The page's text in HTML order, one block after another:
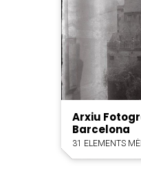
Arxiu
Barcelona
31 ELEMENTS